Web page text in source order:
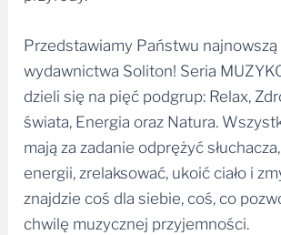
Przedstawiamy Państwu
wydawnictwa Soliton! Seria
dzieli się na pięć podgrup: Relax,
świata, Energia oraz Natura.
mają za zadanie odprężyć
energii, zrelaksować, ukoić ciało i
znajdzie coś dla siebie, coś, co
chwilę muzycznej przyjemności.